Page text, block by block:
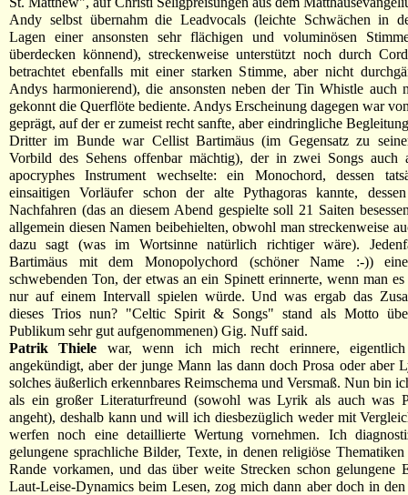
Andy selbst übernahm die Leadvocals (leichte Schwächen in
Lagen einer ansonsten sehr flächigen und voluminösen
überdecken könnend), streckenweise unterstützt noch durch
betrachtet ebenfalls mit einer starken Stimme, aber nicht
Andys harmonierend), die ansonsten neben der Tin Whistle auch
gekonnt die Querflöte bediente. Andys Erscheinung dagegen war
geprägt, auf der er zumeist recht sanfte, aber eindringliche
Dritter im Bunde war Cellist Bartimäus (im Gegensatz zu
Vorbild des Sehens offenbar mächtig), der in zwei Songs
apocryphes Instrument wechselte: ein Monochord, dessen
einsaitigen Vorläufer schon der alte Pythagoras kannte,
Nachfahren (das an diesem Abend gespielte soll 21 Saiten
allgemein diesen Namen beibehielten, obwohl man streckenweise
dazu sagt (was im Wortsinne natürlich richtiger wäre).
Bartimäus mit dem Monopolychord (schöner Name :-))
schwebenden Ton, der etwas an ein Spinett erinnerte, wenn man es
nur auf einem Intervall spielen würde. Und was ergab das
dieses Trios nun? "Celtic Spirit & Songs" stand als Motto
Publikum sehr gut aufgenommenen) Gig. Nuff said.
Patrik Thiele war, wenn ich mich recht erinnere,
angekündigt, aber der junge Mann las dann doch Prosa oder aber
solches äußerlich erkennbares Reimschema und Versmaß. Nun bin
als ein großer Literaturfreund (sowohl was Lyrik als auch was
angeht), deshalb kann und will ich diesbezüglich weder mit
werfen noch eine detaillierte Wertung vornehmen. Ich
gelungene sprachliche Bilder, Texte, in denen religiöse
Rande vorkamen, und das über weite Strecken schon gelungene
Laut-Leise-Dynamics beim Lesen, zog mich dann aber doch in